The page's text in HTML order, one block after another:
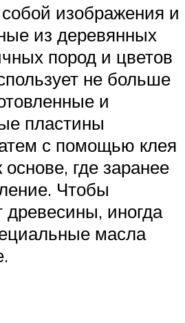
изображения и
из деревянных
пород и цветов
не больше
и
пластины
с помощью клея
где заранее
Чтобы
древесины, иногда
масла